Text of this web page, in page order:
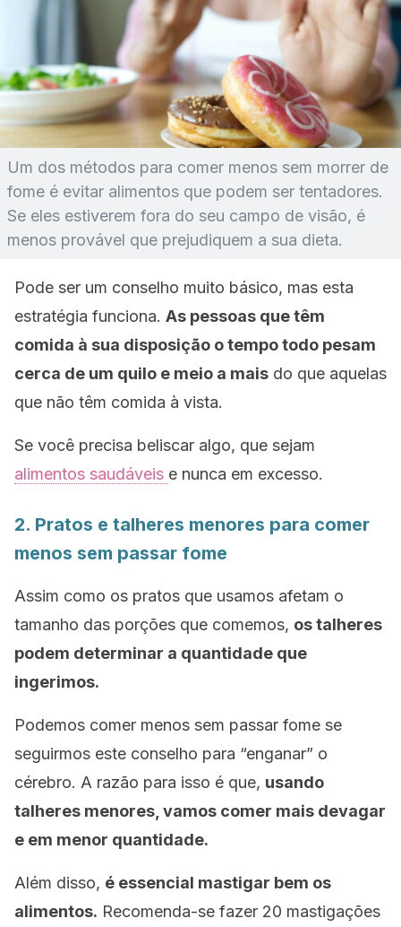
Um dos métodos para comer menos sem morrer de
fome é evitar alimentos que podem ser tentadores.
Se eles estiverem fora do seu campo de visão, é
menos provável que prejudiquem a sua dieta.
Pode ser um conselho muito básico, mas esta
estratégia funciona. As pessoas que têm
comida à sua disposição o tempo todo pesam
cerca de um quilo e meio a mais do que aquelas
que não têm comida à vista.
Se você precisa beliscar algo, que sejam
alimentos saudáveis ​​ e nunca em excesso.
2. Pratos e talheres menores para comer
menos sem passar fome
Assim como os pratos que usamos afetam o
tamanho das porções que comemos, os talheres
podem determinar a quantidade que
ingerimos.
Podemos comer menos sem passar fome se
seguirmos este conselho para “enganar” o
cérebro. A razão para isso é que, usando
talheres menores, vamos comer mais devagar
e em menor quantidade.
Além disso, é essencial mastigar bem os
alimentos. Recomenda-se fazer 20 mastigações